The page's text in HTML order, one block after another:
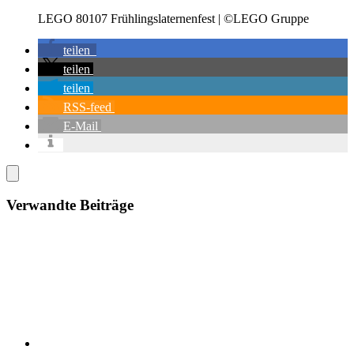
LEGO 80107 Frühlingslaternenfest | ©LEGO Gruppe
teilen
teilen
teilen
RSS-feed
E-Mail
Verwandte Beiträge